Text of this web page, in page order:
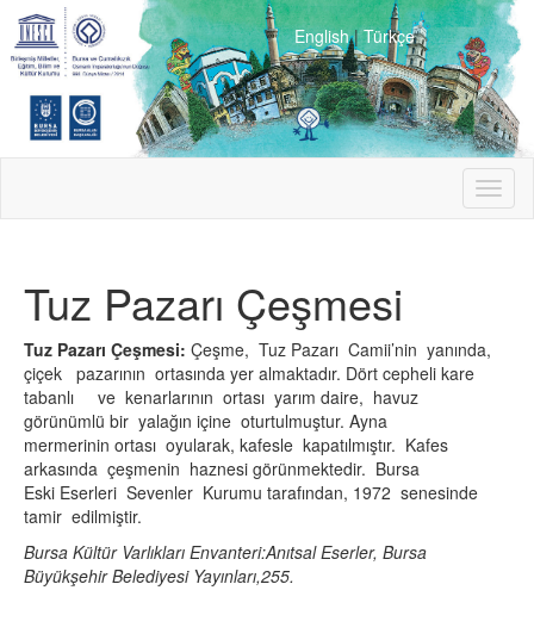
English|Türkçe
Tuz Pazarı Çeşmesi
Tuz Pazarı Çeşmesi: Çeşme, Tuz Pazarı Camii’nin yanında,
çiçek pazarının ortasında yer almaktadır. Dört cepheli kare
tabanlı ve kenarlarının ortası yarım daire, havuz
görünümlü bir yalağın içine oturtulmuştur. Ayna
mermerinin ortası oyularak, kafesle kapatılmıştır. Kafes
arkasında çeşmenin haznesi görünmektedir. Bursa
Eski Eserleri Sevenler Kurumu tarafından, 1972 senesinde
tamir edilmiştir.
Bursa Kültür Varlıkları Envanteri:Anıtsal Eserler, Bursa
Büyükşehir Belediyesi Yayınları,255.